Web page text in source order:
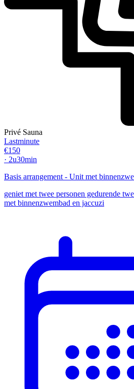
Privé Sauna
Lastminute
€150
· 2u30min
Basis arrangement - Unit met
geniet met twee personen gedurende
met binnenzwembad en jaccuzi